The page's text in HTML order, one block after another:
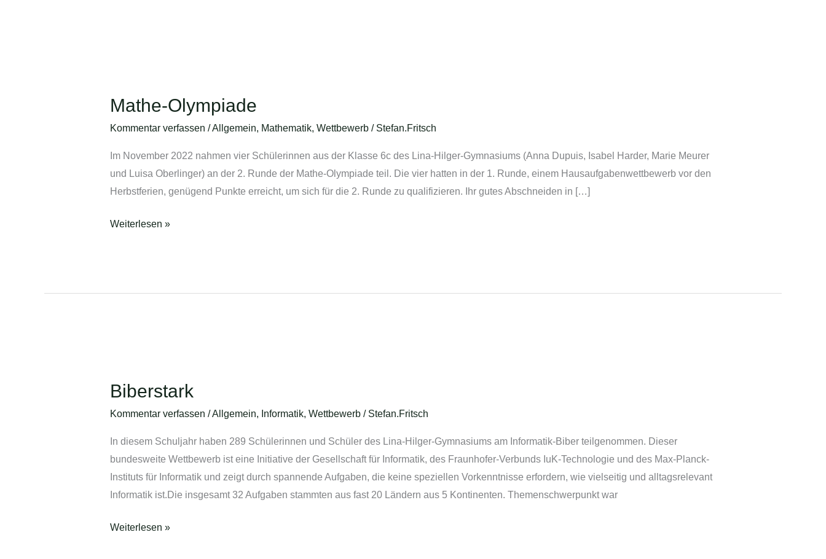
Mathe-Olympiade
Kommentar verfassen /Allgemein, Mathematik, Wettbewerb/ Stefan.Fritsch
Im November 2022 nahmen vier Schülerinnen aus der Klasse 6c des Lina-Hilger-Gymnasiums (Anna Dupuis, Isabel Harder, Marie Meurer
und Luisa Oberlinger) an der 2. Runde der Mathe-Olympiade teil. Die vier hatten in der 1. Runde, einem Hausaufgabenwettbewerb vor den
Herbstferien, genügend Punkte erreicht, um sich für die 2. Runde zu qualifizieren. Ihr gutes Abschneiden in […]
Weiterlesen »
Biberstark
Kommentar verfassen /Allgemein, Informatik, Wettbewerb/ Stefan.Fritsch
In diesem Schuljahr haben 289 Schülerinnen und Schüler des Lina-Hilger-Gymnasiums am Informatik-Biber teilgenommen. Dieser
bundesweite Wettbewerb ist eine Initiative der Gesellschaft für Informatik, des Fraunhofer-Verbunds IuK-Technologie und des Max-Planck-
Instituts für Informatik und zeigt durch spannende Aufgaben, die keine speziellen Vorkenntnisse erfordern, wie vielseitig und alltagsrelevant
Informatik ist.Die insgesamt 32 Aufgaben stammten aus fast 20 Ländern aus 5 Kontinenten. Themenschwerpunkt war
Weiterlesen »